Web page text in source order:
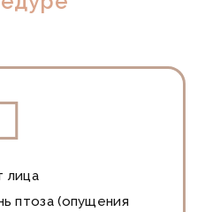
лица
птоза (опущения